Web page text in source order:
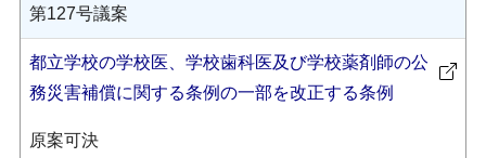
第127号議案
都立学校の学校医、学校歯科医及び学校薬剤師の公
務災害補償に関する条例の一部を改正する条例
原案可決